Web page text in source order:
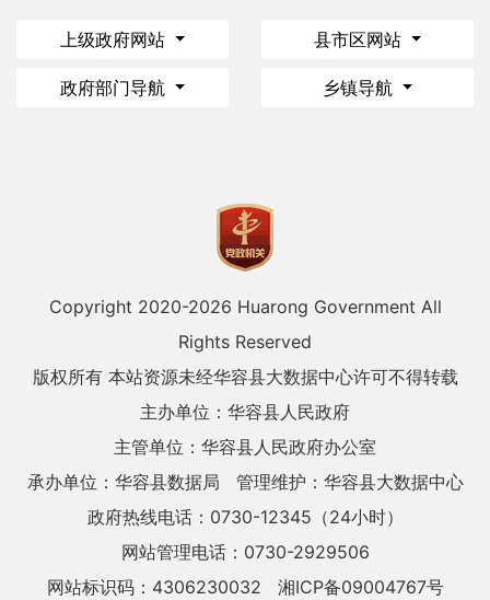
上级政府网站 县市区网站
政府部门导航 乡镇导航
Copyright 2020-2026 Huarong Government All
Rights Reserved
版权所有 本站资源未经华容县大数据中心许可不得转载
主办单位：华容县人民政府
主管单位：华容县人民政府办公室
承办单位：华容县数据局
管理维护：华容县大数据中心
政府热线电话：0730-12345（24小时）
网站管理电话：0730-2929506
网站标识码：4306230032
湘ICP备09004767号